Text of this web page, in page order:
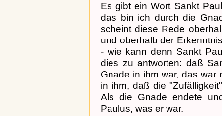
Es gibt ein Wort Sankt
das bin ich durch die
scheint diese Rede
und oberhalb der
- wie kann denn Sankt
dies zu antworten: daß
Gnade in ihm war, das war
in ihm, daß die
Als die Gnade endete
Paulus, was er war.